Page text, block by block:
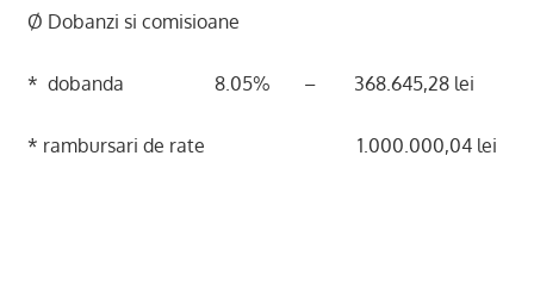
Ø Dobanzi si comisioane
* dobanda 8.05% – 368.645,28 lei
* rambursari de rate 1.000.000,04 lei